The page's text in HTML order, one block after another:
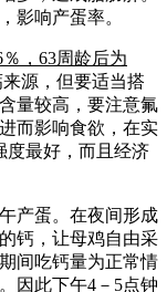
影响产蛋率。
，63周龄后为
源，但要适当搭
量较高，要注意氟
而影响食欲，在实
度最好，而且经济
产蛋。在夜间形成
钙，让母鸡自由采
间吃钙量为正常情
因此下午4－5点钟